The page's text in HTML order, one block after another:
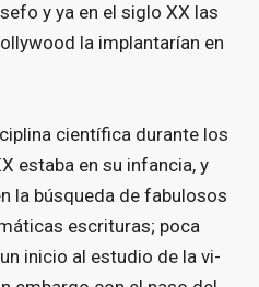
y ya en el si­glo XX las
la im­plan­ta­rían en
cien­tí­fi­ca du­ran­te los
es­ta­ba en su in­fan­cia, y
la bús­que­da de fa­bu­lo­sos
es­cri­tu­ras; po­ca
inicio al es­tu­dio de la vi­